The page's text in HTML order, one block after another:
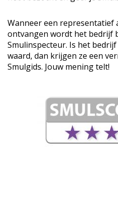
Wanneer een representatief
ontvangen wordt het bedrijf
Smulinspecteur. Is het
waard, dan krijgen ze een
Smulgids. Jouw mening telt!